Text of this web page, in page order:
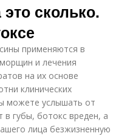
сколько.
применяются в
и лечения
на их основе
клинических
можете услышать от
в губы, ботокс вреден, а
лица безжизненную